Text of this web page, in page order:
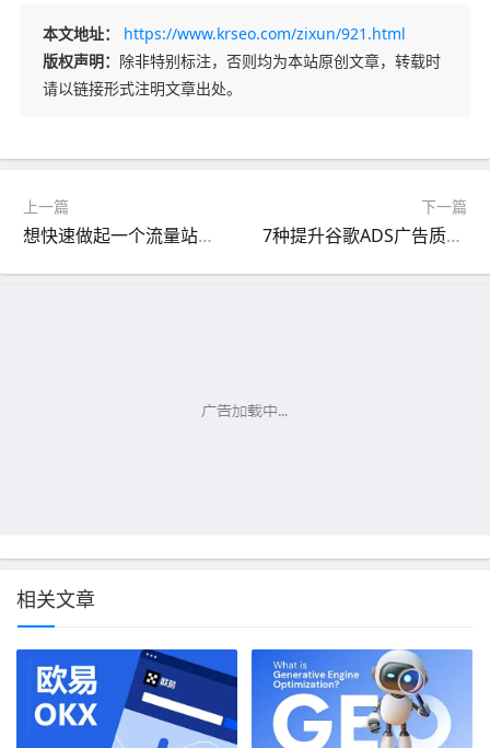
本文地址：
https://www.krseo.com/zixun/921.html
版权声明： 除非特别标注，否则均为本站原创文章，转载时
请以链接形式注明文章出处。
上一篇
想快速做起一个流量站记住这3个关键步骤
下一篇
7种提升谷歌ADS广告质量得分的方法
相关文章